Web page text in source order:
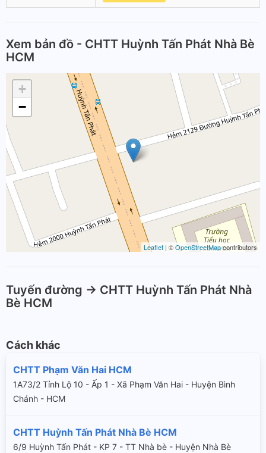
Xem bản đồ - CHTT Huỳnh Tấn Phát Nhà Bè
HCM
+
−
Leaflet | ©OpenStreetMapcontributors
Tuyến đường -> CHTT Huỳnh Tấn Phát Nhà
Bè HCM
Cách khác
CHTT Phạm Văn Hai HCM
1A73/2 Tỉnh Lộ 10 - Ấp 1 - Xã Phạm Văn Hai - Huyện Bình
Chánh - HCM
CHTT Huỳnh Tấn Phát Nhà Bè HCM
6/9 Huỳnh Tấn Phát - KP 7 - TT Nhà bè - Huyện Nhà Bè